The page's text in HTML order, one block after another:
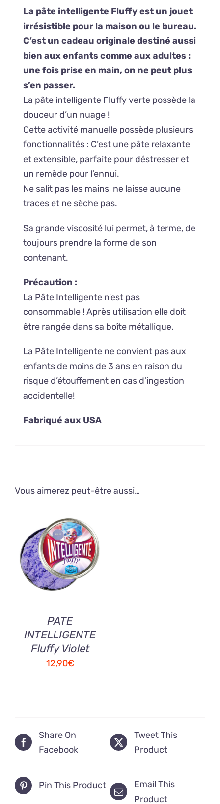
La pâte intelligente Fluffy est un jouet
irrésistible pour la maison ou le bureau.
C’est un cadeau originale destiné aussi
bien aux enfants comme aux adultes :
une fois prise en main, on ne peut plus
s’en passer.
La pâte intelligente Fluffy verte possède la
douceur d’un nuage !
Cette activité manuelle possède plusieurs
fonctionnalités : C’est une pâte relaxante
et extensible, parfaite pour déstresser et
un remède pour l’ennui.
Ne salit pas les mains, ne laisse aucune
traces et ne sèche pas.
Sa grande viscosité lui permet, à terme, de
toujours prendre la forme de son
contenant.
Précaution :
La Pâte Intelligente n’est pas
consommable ! Après utilisation elle doit
être rangée dans sa boîte métallique.
La Pâte Intelligente ne convient pas aux
enfants de moins de 3 ans en raison du
risque d’étouffement en cas d’ingestion
accidentelle!
Fabriqué aux USA
Vous aimerez peut-être aussi…
AJOUTER AU
PANIER
/
DETAILS
PATE
INTELLIGENTE
Fluffy Violet
12,90€
Share On
Facebook
Tweet This
Product
Pin This Product
Email This
Product